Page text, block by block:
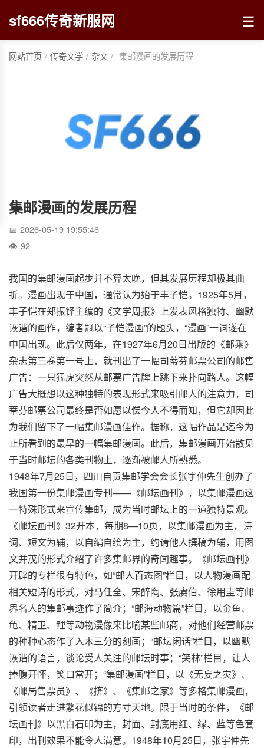
sf666传奇新服网 ☰
网站首页 / 传奇文学 / 杂文 / 集邮漫画的发展历程
集邮漫画的发展历程
2026-05-19 19:55:46
92
我国的集邮漫画起步并不算太晚，但其发展历程却极其曲
折。漫画出现于中国，通常认为始于丰子恺。1925年5月，
丰子恺在郑振铎主编的《文学周报》上发表风格独特、幽默
诙谐的画作，编者冠以“子恺漫画”的题头，“漫画”一词遂在
中国出现。此后仅两年，在1927年6月20日出版的《邮乘》
杂志第三卷第一号上，就刊出了一幅司蒂芬邮票公司的邮售
广告：一只猛虎突然从邮票广告牌上跳下来扑向路人。这幅
广告大概想以这种独特的表现形式来吸引邮人的注意力，司
蒂芬邮票公司最终是否如愿以偿今人不得而知，但它却因此
为我们留下了一幅集邮漫画佳作。据称，这幅作品是迄今为
止所看到的最早的一幅集邮漫画。此后，集邮漫画开始散见
于当时邮坛的各类刊物上，逐渐被邮人所熟悉。
1948年7月25日，四川自贡集邮学会会长张宇仲先生创办了
我国第一份集邮漫画专刊——《邮坛画刊》，以集邮漫画这
一特殊形式来宣传集邮，成为当时邮坛上的一道独特景观。
《邮坛画刊》32开本，每期8—10页，以集邮漫画为主，诗
词、短文为辅，以自编自绘为主，约请他人撰稿为辅，用图
文并茂的形式介绍了许多集邮界的奇闻趣事。《邮坛画刊》
开辟的专栏很有特色，如“邮人百态图”栏目，以人物漫画配
相关短诗的形式，对马任全、宋醉陶、张赓伯、徐用圭等邮
界名人的集邮事迹作了简介；“邮海动物篇”栏目，以金鱼、
龟、精卫、鲤等动物漫像来比喻某些邮商，对他们经营邮票
的种种心态作了入木三分的刻画；“邮坛闲话”栏目，以幽默
诙谐的语言，谈论受人关注的邮坛时事；“笑林”栏目，让人
捧腹开怀，笑口常开；“集邮漫画”栏目，以《无妄之灾》、
《邮局售票员》、《挤》、《集邮之家》等多格集邮漫画，
引领读者走进繁花似锦的方寸天地。限于当时的条件，《邮
坛画刊》以黑白石印为主，封面、封底用红、绿、蓝等色套
印，出刊效果不能令人满意。1948年10月25日，张宇仲先